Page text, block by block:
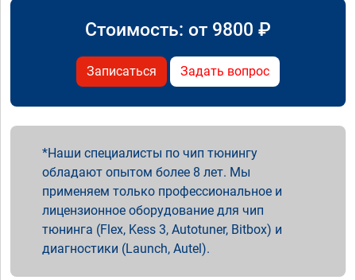
Стоимость: от 9800 ₽
Записаться Задать вопрос
Наши специалисты по чип тюнингу
обладают опытом более 8 лет. Мы
применяем только профессиональное и
лицензионное оборудование для чип
тюнинга (Flex, Kess 3, Autotuner, Bitbox) и
диагностики (Launch, Autel).